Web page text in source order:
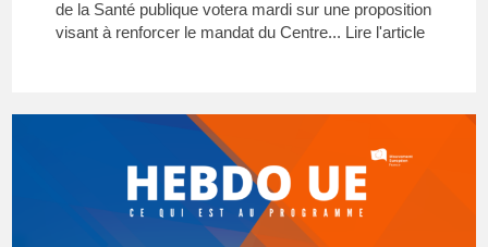
de la Santé publique votera mardi sur une proposition
visant à renforcer le mandat du Centre... Lire l'article